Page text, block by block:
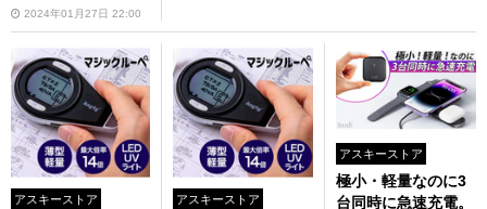
2024年01月27日 22:00
アスキーストア アスキーストア
アスキーストア
極小・軽量なのに3
台同時に急速充電。